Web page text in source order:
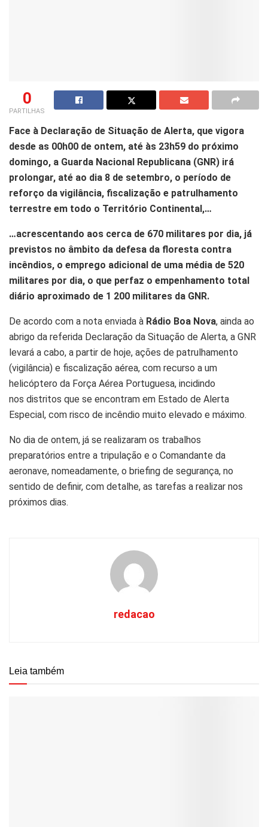
0
PARTILHAS
Face à Declaração de Situação de Alerta, que vigora
desde as 00h00 de ontem, até às 23h59 do próximo
domingo, a Guarda Nacional Republicana (GNR) irá
prolongar, até ao dia 8 de setembro, o período de
reforço da vigilância, fiscalização e patrulhamento
terrestre em todo o Território Continental,…
…acrescentando aos cerca de 670 militares por dia, já
previstos no âmbito da defesa da floresta contra
incêndios, o emprego adicional de uma média de 520
militares por dia, o que perfaz o empenhamento total
diário aproximado de 1 200 militares da GNR.
De acordo com a nota enviada à Rádio Boa Nova, ainda ao
abrigo da referida Declaração da Situação de Alerta, a GNR
levará a cabo, a partir de hoje, ações de patrulhamento
(vigilância) e fiscalização aérea, com recurso a um
helicóptero da Força Aérea Portuguesa, incidindo
nos distritos que se encontram em Estado de Alerta
Especial, com risco de incêndio muito elevado e máximo.
No dia de ontem, já se realizaram os trabalhos
preparatórios entre a tripulação e o Comandante da
aeronave, nomeadamente, o briefing de segurança, no
sentido de definir, com detalhe, as tarefas a realizar nos
próximos dias.
redacao
Leia também